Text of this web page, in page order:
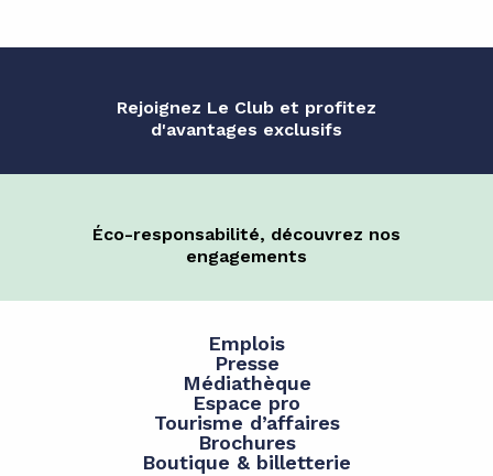
Rejoignez Le Club et profitez
d'avantages exclusifs
Éco-responsabilité, découvrez nos
engagements
Emplois
Presse
Médiathèque
Espace pro
Tourisme d’affaires
Brochures
Boutique & billetterie